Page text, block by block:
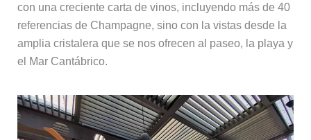
con una creciente carta de vinos, incluyendo más de 40
referencias de Champagne, sino con la vistas desde la
amplia cristalera que se nos ofrecen al paseo, la playa y
el Mar Cantábrico.